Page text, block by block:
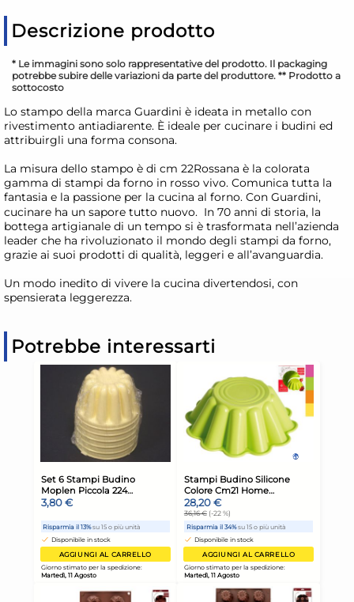
Descrizione prodotto
* Le immagini sono solo rappresentative del prodotto. Il packaging
potrebbe subire delle variazioni da parte del produttore. ** Prodotto a
sottocosto
Lo stampo della marca Guardini è ideata in metallo con
rivestimento antiadiarente. È ideale per cucinare i budini ed
attribuirgli una forma consona.
La misura dello stampo è di cm 22Rossana è la colorata
gamma di stampi da forno in rosso vivo. Comunica tutta la
fantasia e la passione per la cucina al forno. Con Guardini,
cucinare ha un sapore tutto nuovo. In 70 anni di storia, la
bottega artigianale di un tempo si è trasformata nell’azienda
leader che ha rivoluzionato il mondo degli stampi da forno,
grazie ai suoi prodotti di qualità, leggeri e all’avanguardia.
Un modo inedito di vivere la cucina divertendosi, con
spensierata leggerezza.
Potrebbe interessarti